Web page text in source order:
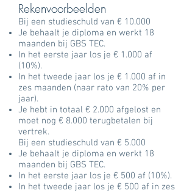
Rekenvoorbeelden
Bij een studieschuld van € 10.000
Je behaalt je diploma en werkt 18
maanden bij GBS TEC.
In het eerste jaar los je € 1.000 af
(10%).
In het tweede jaar los je € 1.000 af in
zes maanden (naar rato van 20% per
jaar).
Je hebt in totaal € 2.000 afgelost en
moet nog € 8.000 terugbetalen bij
vertrek.
Bij een studieschuld van € 5.000
Je behaalt je diploma en werkt 18
maanden bij GBS TEC.
In het eerste jaar los je € 500 af (10%).
In het tweede jaar los je € 500 af in zes